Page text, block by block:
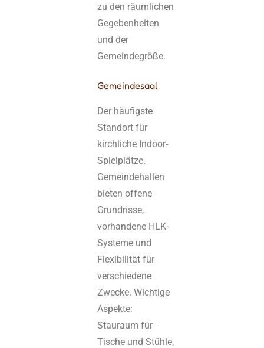
zu den räumlichen
Gegebenheiten
und der
Gemeindegröße.
Gemeindesaal
Der häufigste
Standort für
kirchliche Indoor-
Spielplätze.
Gemeindehallen
bieten offene
Grundrisse,
vorhandene HLK-
Systeme und
Flexibilität für
verschiedene
Zwecke. Wichtige
Aspekte:
Stauraum für
Tische und Stühle,